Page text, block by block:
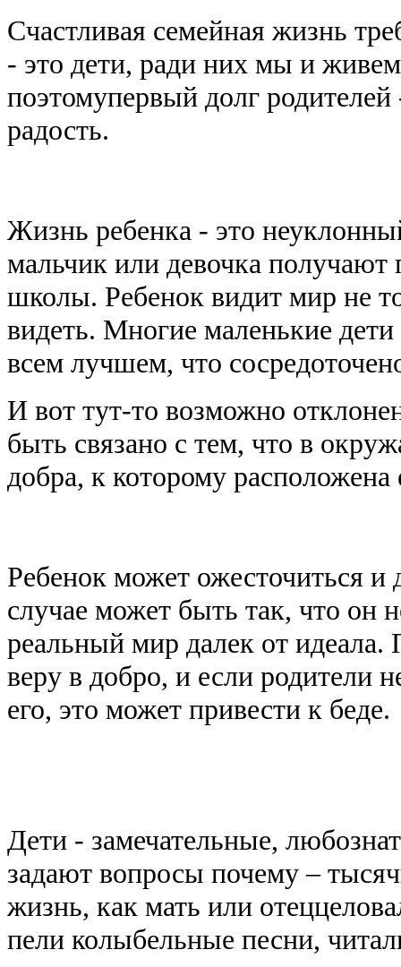
Счастливая семейная жизнь
- это дети, ради них мы и
поэтомупервый долг
радость.
Жизнь ребенка - это
мальчик или девочка получают
школы. Ребенок видит мир не
видеть. Многие маленькие
всем лучшем, что
И вот тут-то возможно
быть связано с тем, что в
добра, к которому
Ребенок может ожесточиться и
случае может быть так, что он
реальный мир далек от идеала.
веру в добро, и если родители
его, это может привести к беде.
Дети - замечательные,
задают вопросы почему –
жизнь, как мать или
пели колыбельные песни,